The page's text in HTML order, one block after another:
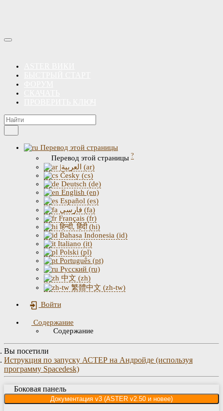
Перевод этой страницы
Перевод этой страницы ?
|العربية (ar)
Česky (cs)
Deutsch (de)
English (en)
Español (es)
فارسی (fa)
Français (fr)
हिन्दी, हिंदी (hi)
Bahasa Indonesia (id)
Italiano (it)
Polski (pl)
Português (pt)
Русский (ru)
中文 (zh)
繁體中文 (zh-tw)
Войти
Содержание
Содержание
Вы посетили
Иструкция по запуску АСТЕР на Андройде (используя
программу Spacedesk)
Боковая панель
Документация v3 (ASTER v2.50 и новее)